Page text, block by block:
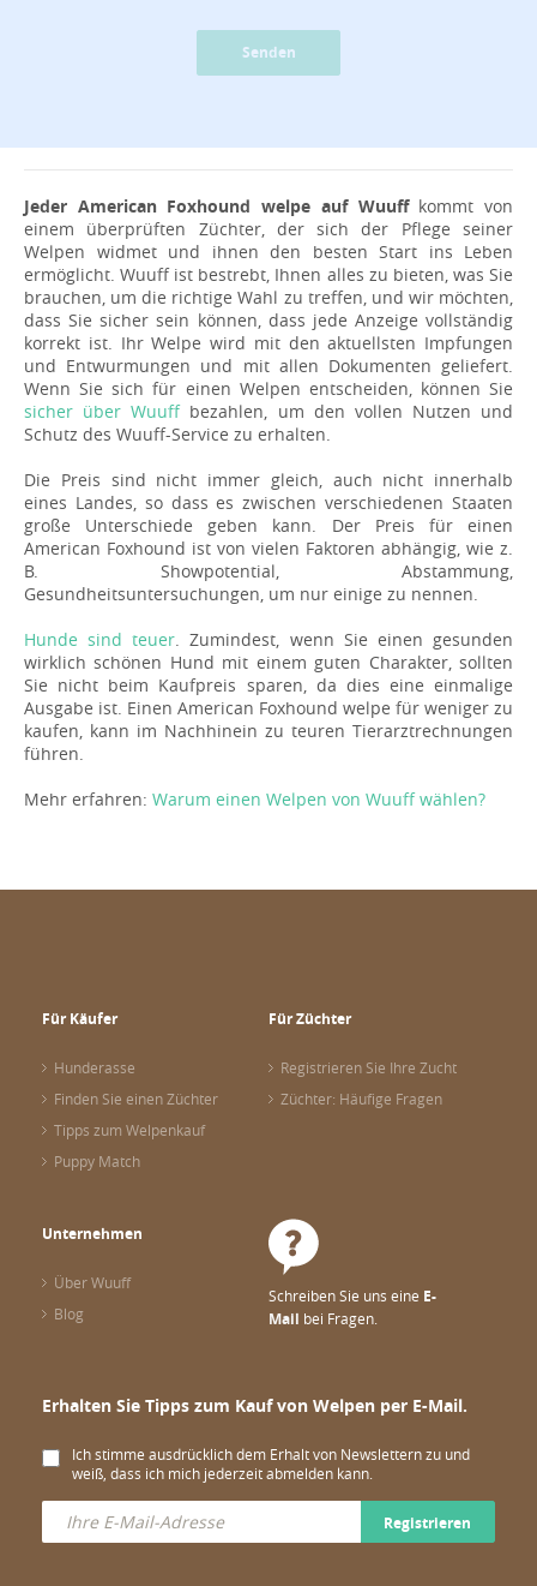
Senden
Jeder American Foxhound welpe auf Wuuffkommt von
einem überprüften Züchter, der sich der Pflege seiner
Welpen widmet und ihnen den besten Start ins Leben
ermöglicht. Wuuff ist bestrebt, Ihnen alles zu bieten, was Sie
brauchen, um die richtige Wahl zu treffen, und wir möchten,
dass Sie sicher sein können, dass jede Anzeige vollständig
korrekt ist. Ihr Welpe wird mit den aktuellsten Impfungen
und Entwurmungen und mit allen Dokumenten geliefert.
Wenn Sie sich für einen Welpen entscheiden, können Sie
sicher über Wuuffbezahlen, um den vollen Nutzen und
Schutz des Wuuff-Service zu erhalten.
Die Preis sind nicht immer gleich, auch nicht innerhalb
eines Landes, so dass es zwischen verschiedenen Staaten
große Unterschiede geben kann. Der Preis für einen
American Foxhound ist von vielen Faktoren abhängig, wie z.
B. Showpotential, Abstammung,
Gesundheitsuntersuchungen, um nur einige zu nennen.
Hunde sind teuer . Zumindest, wenn Sie einen gesunden
wirklich schönen Hund mit einem guten Charakter, sollten
Sie nicht beim Kaufpreis sparen, da dies eine einmalige
Ausgabe ist. Einen American Foxhound welpe für weniger zu
kaufen, kann im Nachhinein zu teuren Tierarztrechnungen
führen.
Mehr erfahren: Warum einen Welpen von Wuuff wählen?
Für Käufer
Hunderasse
Finden Sie einen Züchter
Tipps zum Welpenkauf
Puppy Match
Für Züchter
Registrieren Sie Ihre Zucht
Züchter: Häufige Fragen
Unternehmen
Über Wuuff
Blog
Schreiben Sie uns eine E-
Mail bei Fragen.
Erhalten Sie Tipps zum Kauf von Welpen per E-Mail.
Ich stimme ausdrücklich dem Erhalt von Newslettern zu und
weiß, dass ich mich jederzeit abmelden kann.
Registrieren